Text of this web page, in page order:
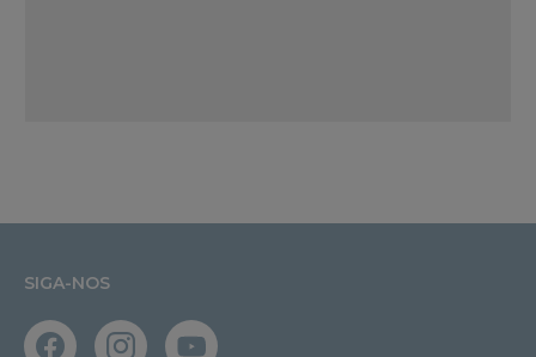
SIGA-NOS